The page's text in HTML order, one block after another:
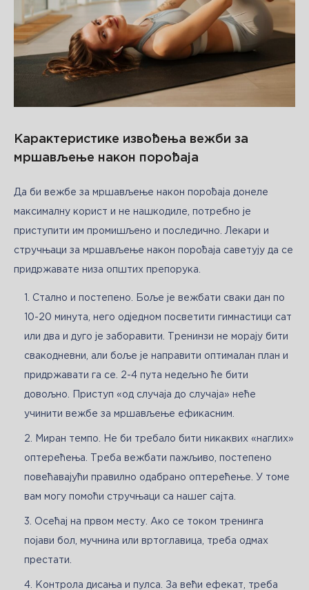
Карактеристике извођења вежби за
мршављење након порођаја
Да би вежбе за мршављење након порођаја донеле
максималну корист и не нашкодиле, потребно је
приступити им промишљено и последично. Лекари и
стручњаци за мршављење након порођаја саветују да се
придржавате низа општих препорука.
Стално и постепено. Боље је вежбати сваки дан по
10-20 минута, него одједном посветити гимнастици сат
или два и дуго је заборавити. Тренинзи не морају бити
свакодневни, али боље је направити оптималан план и
придржавати га се. 2-4 пута недељно ће бити
довољно. Приступ «од случаја до случаја» неће
учинити вежбе за мршављење ефикасним.
Миран темпо. Не би требало бити никаквих «наглих»
оптерећења. Треба вежбати пажљиво, постепено
повећавајући правилно одабрано оптерећење. У томе
вам могу помоћи стручњаци са нашег сајта.
Осећај на првом месту. Ако се током тренинга
појави бол, мучнина или вртоглавица, треба одмах
престати.
Контрола дисања и пулса. За већи ефекат, треба